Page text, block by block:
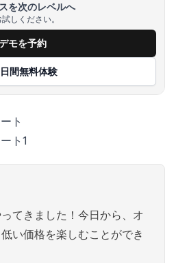
を次のレベルへ
しください。
モを予約
間無料体験
ト
ト1
てきました！今日から、オ
い価格を楽しむことができ